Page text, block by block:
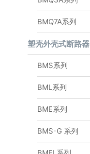
BMQ7A系列
塑壳外壳式断路器
BMS系列
BML系列
BME系列
BMS-G 系列